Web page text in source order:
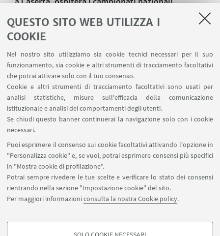
QUESTO SITO WEB UTILIZZA I
COOKIE
Nel nostro sito utilizziamo sia cookie tecnici necessari per il suo
funzionamento, sia cookie e altri strumenti di tracciamento facoltativi
che potrai attivare solo con il tuo consenso.
Cookie e altri strumenti di tracciamento facoltativi sono usati per
analisi statistiche, misure sull'efficacia della comunicazione
istituzionale e analisi dei comportamenti degli utenti.
Se chiudi questo banner continuerai la navigazione solo con i cookie
necessari.
Puoi esprimere il consenso sui cookie facoltativi attivando l'opzione in
"Personalizza cookie" e, se vuoi, potrai esprimere consensi più specifici
in "Mostra cookie di profilazione".
Potrai sempre rivedere le tue scelte e verificare lo stato dei consensi
rientrando nella sezione "Impostazione cookie" del sito.
Per maggiori informazioniconsulta la nostra Cookie policy.
naturalmente, la rappresentativa del Cus Bologna.
Le ragazze dell’Alma Mater, che si cimenteranno
nella carabina, sono Agata Alina Riccardi
(Odontoiatria e Protesi Dentaria),Giulia Mainetti
(Giurisprudenza),Letizia Frassineti
Agnese Pedretti(Ingegneria Chimica).
L’obiettivo delle ragazze è quello di imitare le loro
colleghe che, a Camerino, hanno dato spettacolo
raccogliendo medaglie e applausi per
l’Università di Bologna.